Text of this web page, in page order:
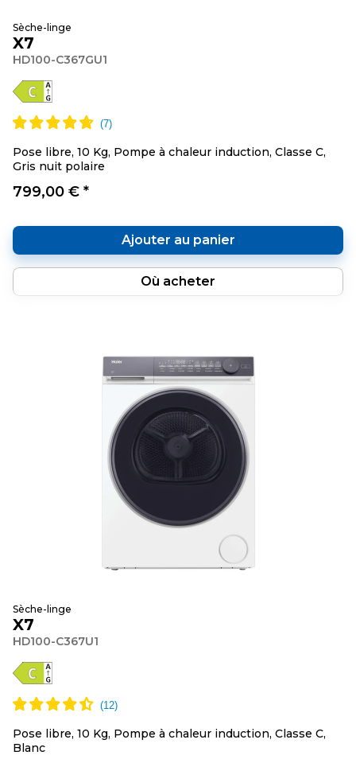
Sèche-linge
X7
HD100-C367GU1
Pose libre, 10 Kg, Pompe à chaleur induction, Classe C,
Gris nuit polaire
799,00 € *
Ajouter au panier
Où acheter
Sèche-linge
X7
HD100-C367U1
Pose libre, 10 Kg, Pompe à chaleur induction, Classe C,
Blanc